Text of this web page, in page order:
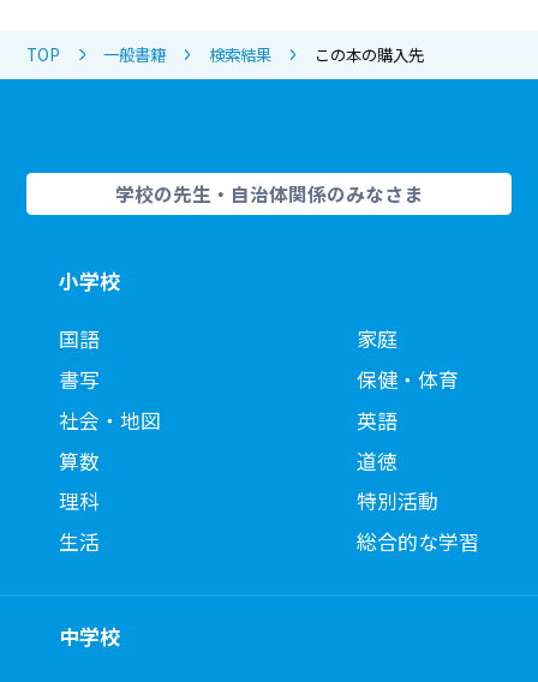
TOP 一般書籍 検索結果 この本の購入先
学校の先生・自治体関係のみなさま
小学校
国語
書写
社会・地図
算数
理科
生活
家庭
保健・体育
英語
道徳
特別活動
総合的な学習
中学校